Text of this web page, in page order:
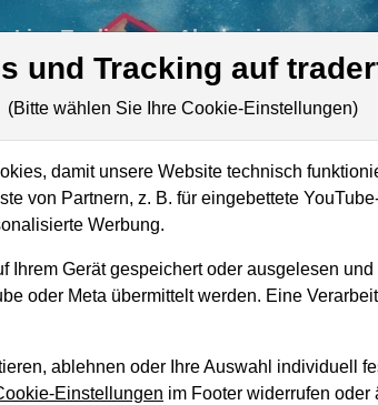
Live-Trading Akademie
1,35 Mrd. USD
1,27 Mrd. USD
und Tracking auf
(Bitte wählen Sie Ihre Cookie-Einstellungen)
damit unsere Website technisch
von Partnern, z. B. für eingebettete
Werbung.
Ihrem Gerät gespeichert oder ausgelesen
oder Meta übermittelt werden. Eine
ablehnen oder Ihre Auswahl individuell
Einstellungen im Footer widerrufen oder